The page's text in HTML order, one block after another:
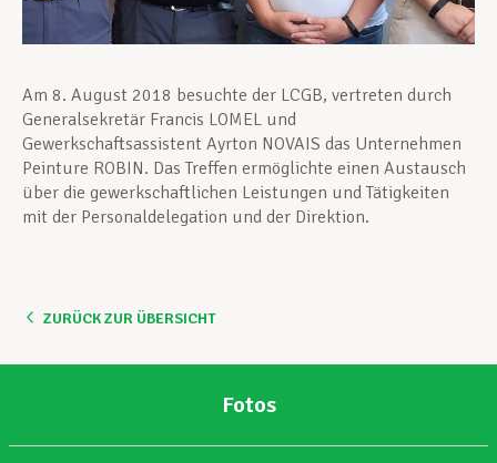
Am 8. August 2018 besuchte der LCGB, vertreten durch
Generalsekretär Francis LOMEL und
Gewerkschaftsassistent Ayrton NOVAIS das Unternehmen
Peinture ROBIN. Das Treffen ermöglichte einen Austausch
über die gewerkschaftlichen Leistungen und Tätigkeiten
mit der Personaldelegation und der Direktion.
ZURÜCK ZUR ÜBERSICHT
Fotos